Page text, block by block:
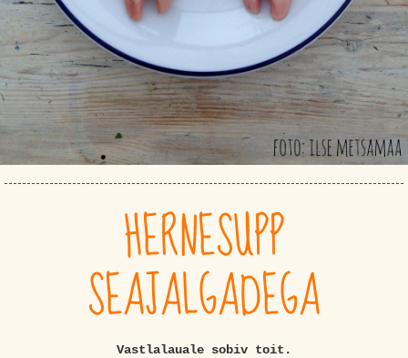
HERNESUPP
SEAJALGADEGA
Vastlalauale sobiv toit.